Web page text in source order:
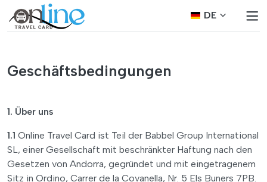
DE
Geschäftsbedingungen
1. Über uns
1.1 Online Travel Card ist Teil der Babbel Group International
SL, einer Gesellschaft mit beschränkter Haftung nach den
Gesetzen von Andorra, gegründet und mit eingetragenem
Sitz in Ordino, Carrer de la Covanella, Nr. 5 Els Buners 7PB.